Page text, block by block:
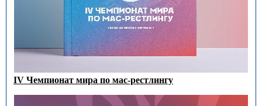
IV Чемпионат мира по мас-рестлингу